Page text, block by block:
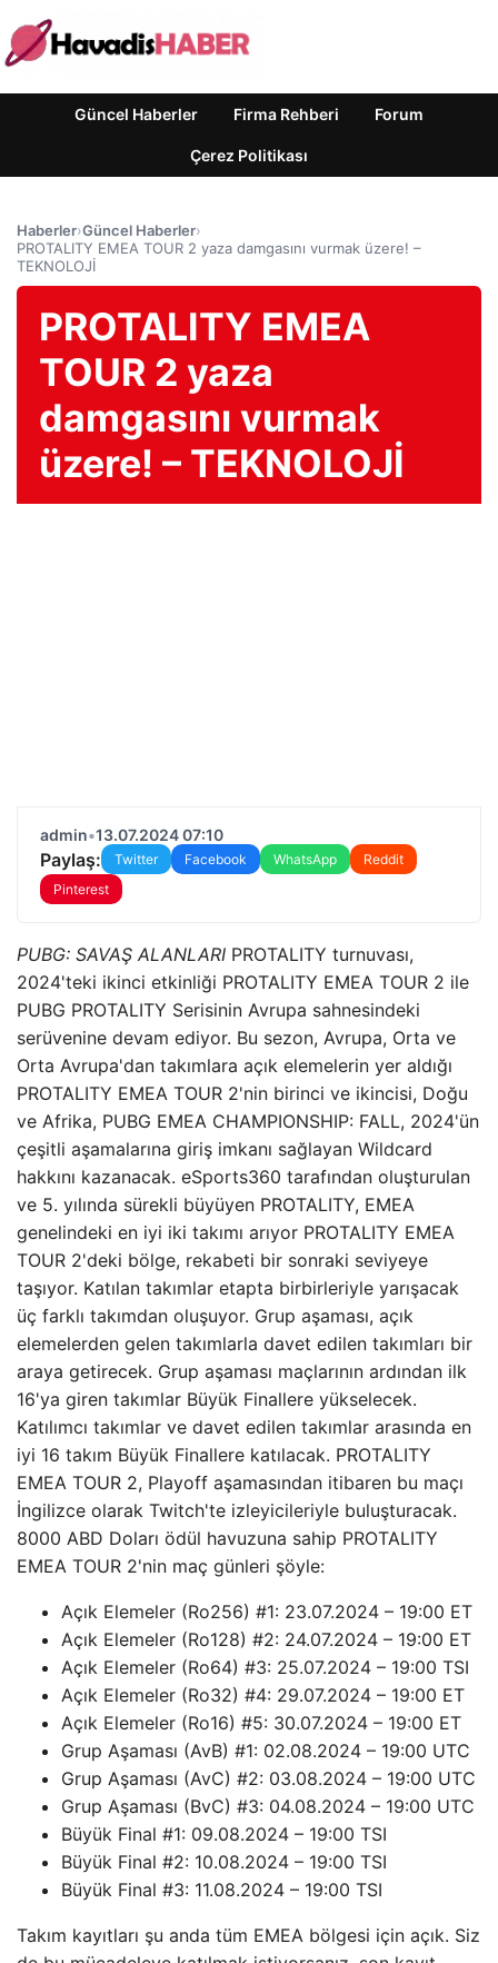
Güncel Haberler Firma Rehberi Forum
Çerez Politikası
Haberler›Güncel Haberler›
PROTALITY EMEA TOUR 2 yaza damgasını vurmak üzere! –
TEKNOLOJİ
PROTALITY EMEA
TOUR 2 yaza
damgasını vurmak
üzere! – TEKNOLOJİ
admin•13.07.2024 07:10
Paylaş: Twitter Facebook WhatsApp
Reddit
Pinterest
PUBG: SAVAŞ ALANLARI PROTALITY turnuvası,
2024'teki ikinci etkinliği PROTALITY EMEA TOUR 2 ile
PUBG PROTALITY Serisinin Avrupa sahnesindeki
serüvenine devam ediyor. Bu sezon, Avrupa, Orta ve
Orta Avrupa'dan takımlara açık elemelerin yer aldığı
PROTALITY EMEA TOUR 2'nin birinci ve ikincisi, Doğu
ve Afrika, PUBG EMEA CHAMPIONSHIP: FALL, 2024'ün
çeşitli aşamalarına giriş imkanı sağlayan Wildcard
hakkını kazanacak. eSports360 tarafından oluşturulan
ve 5. yılında sürekli büyüyen PROTALITY, EMEA
genelindeki en iyi iki takımı arıyor PROTALITY EMEA
TOUR 2'deki bölge, rekabeti bir sonraki seviyeye
taşıyor. Katılan takımlar etapta birbirleriyle yarışacak
üç farklı takımdan oluşuyor. Grup aşaması, açık
elemelerden gelen takımlarla davet edilen takımları bir
araya getirecek. Grup aşaması maçlarının ardından ilk
16'ya giren takımlar Büyük Finallere yükselecek.
Katılımcı takımlar ve davet edilen takımlar arasında en
iyi 16 takım Büyük Finallere katılacak. PROTALITY
EMEA TOUR 2, Playoff aşamasından itibaren bu maçı
İngilizce olarak Twitch'te izleyicileriyle buluşturacak.
8000 ABD Doları ödül havuzuna sahip PROTALITY
EMEA TOUR 2'nin maç günleri şöyle:
Açık Elemeler (Ro256) #1: 23.07.2024 – 19:00 ET
Açık Elemeler (Ro128) #2: 24.07.2024 – 19:00 ET
Açık Elemeler (Ro64) #3: 25.07.2024 – 19:00 TSI
Açık Elemeler (Ro32) #4: 29.07.2024 – 19:00 ET
Açık Elemeler (Ro16) #5: 30.07.2024 – 19:00 ET
Grup Aşaması (AvB) #1: 02.08.2024 – 19:00 UTC
Grup Aşaması (AvC) #2: 03.08.2024 – 19:00 UTC
Grup Aşaması (BvC) #3: 04.08.2024 – 19:00 UTC
Büyük Final #1: 09.08.2024 – 19:00 TSI
Büyük Final #2: 10.08.2024 – 19:00 TSI
Büyük Final #3: 11.08.2024 – 19:00 TSI
Takım kayıtları şu anda tüm EMEA bölgesi için açık. Siz